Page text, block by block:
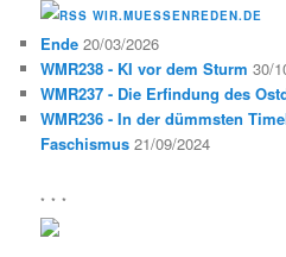
WIR.MUESSENREDEN.DE
Ende 20/03/2026
WMR238 - KI vor dem Sturm 30/
WMR237 - Die Erfindung des
WMR236 - In der dümmsten
Faschismus 21/09/2024
* * *